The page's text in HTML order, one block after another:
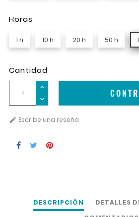
Horas
1 h 10 h 20 h 50 h
Cantidad
 Escribe una reseña
DESCRIPCIÓN
DETALLES